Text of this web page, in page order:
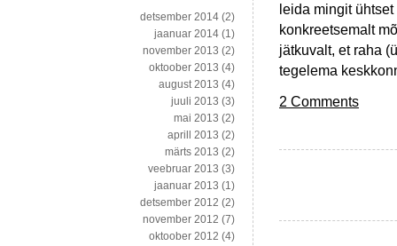
leida mingit
konkreetsemalt
jätkuvalt, et raha
tegelema
2 Comments
detsember 2014 (2)
jaanuar 2014 (1)
november 2013 (2)
oktoober 2013 (4)
august 2013 (4)
juuli 2013 (3)
mai 2013 (2)
aprill 2013 (2)
märts 2013 (2)
veebruar 2013 (3)
jaanuar 2013 (1)
detsember 2012 (2)
november 2012 (7)
oktoober 2012 (4)